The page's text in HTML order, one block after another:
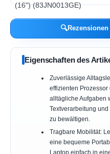
🔍
Eigenschaften des
Zuverlässige
effizienten
alltägliche Aufgaben
Textverarbeitung
zu bewältigen.
Tragbare Mobilität:
eine bequeme